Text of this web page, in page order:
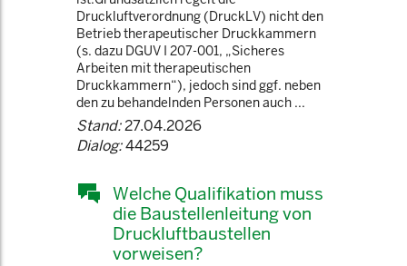
Druckluftverordnung (DruckLV) nicht den
Betrieb therapeutischer Druckkammern
(s. dazu DGUV I 207-001, „Sicheres
Arbeiten mit therapeutischen
Druckkammern“), jedoch sind ggf. neben
den zu behandelnden Personen auch ...
Stand:27.04.2026
Dialog:44259
Welche Qualifikation muss
die Baustellenleitung von
Druckluftbaustellen
vorweisen?